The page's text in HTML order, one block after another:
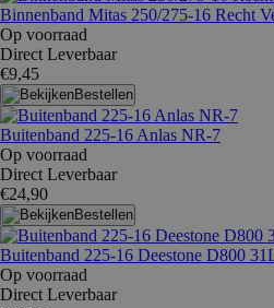
Binnenband Mitas 250/275-16 Recht
Op voorraad
Direct Leverbaar
€9,45
Bestellen
Buitenband 225-16 Anlas NR-7
Op voorraad
Direct Leverbaar
€24,90
Bestellen
Buitenband 225-16 Deestone D800
Op voorraad
Direct Leverbaar